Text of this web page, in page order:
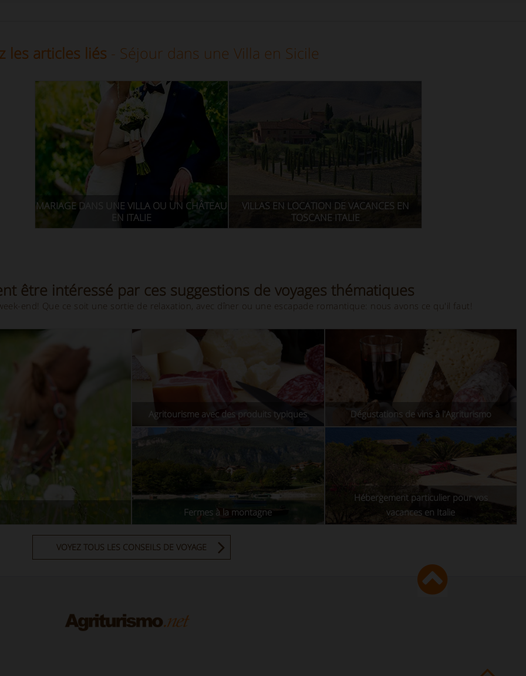
les articles liés - Séjour dans une Villa en Sicile
MARIAGE DANS UNE VILLA OU UN CHÂTEAU
EN ITALIE
VILLAS EN LOCATION DE VACANCES EN
TOSCANE ITALIE
être intéressé par ces suggestions de voyages thématiques
end! Que ce soit une sortie de relaxation, avec dîner ou une escapade romantique: nous avons ce qu'il faut!
Agritourisme avec des produits typiques Dégustations de vins à l'Agriturismo
Fermes à la montagne
Hébergement particulier pour vos
vacances en Italie
VOYEZ TOUS LES CONSEILS DE VOYAGE